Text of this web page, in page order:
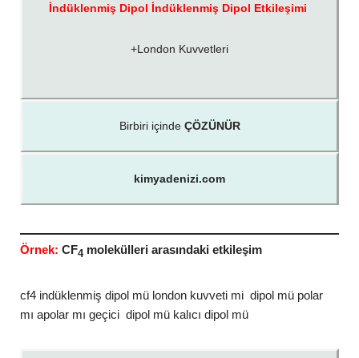
İndüklenmiş Dipol İndüklenmiş Dipol Etkileşimi
+London Kuvvetleri
Birbiri içinde ÇÖZÜNÜR
kimyadenizi.com
Örnek: CF4 molekülleri arasındaki etkileşim
cf4 indüklenmiş dipol mü london kuvveti mi dipol mü polar
mı apolar mı geçici dipol mü kalıcı dipol mü